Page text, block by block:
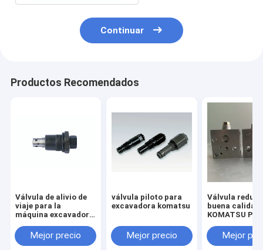
Continuar
Productos Recomendados
Válvula de alivio de
viaje para la
máquina excavadora
Mejor precio
válvula piloto para
excavadora komatsu
Mejor precio
Válvula
buena calidad
KOMATSU
Mejor